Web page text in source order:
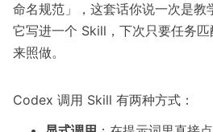
命名规范」，这套话你说一次是教
它写进一个 Skill，下次只要任务
来照做。
Codex 调用 Skill 有两种方式：